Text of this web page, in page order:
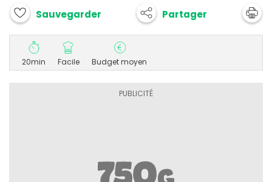
Sauvegarder Partager
20min Facile Budget moyen